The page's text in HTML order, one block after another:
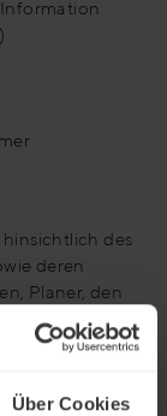
Über Cookies
des
deren
Planer, den
insbesondere
der
fachlichen und